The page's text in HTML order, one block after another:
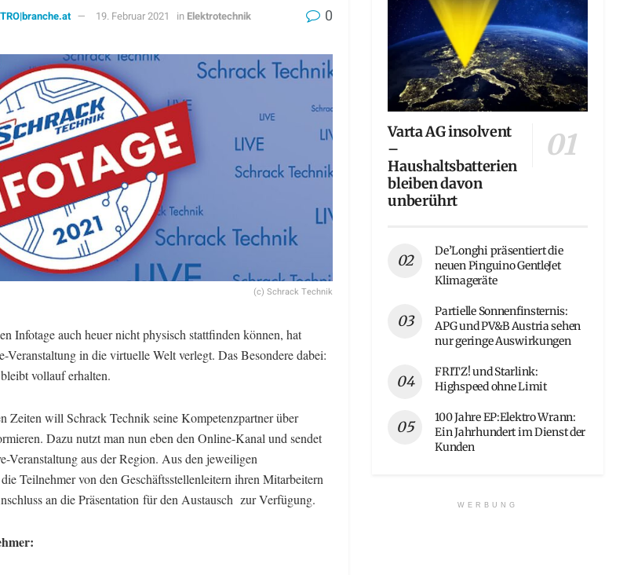
19. Februar 2021 in Elektrotechnik 0
(c) Schrack Technik
Infotage auch heuer nicht physisch stattfinden können, hat
Veranstaltung in die virtuelle Welt verlegt. Das Besondere dabei:
vollauf erhalten.
Zeiten will Schrack Technik seine Kompetenzpartner über
Dazu nutzt man nun eben den Online-Kanal und sendet
Veranstaltung aus der Region. Aus den jeweiligen
Teilnehmer von den Geschäftsstellenleitern ihren Mitarbeitern
an die Präsentation für den Austausch zur Verfügung.
Varta AG insolvent
–
Haushaltsbatterien
bleiben davon
unberührt
De’Longhi präsentiert die
neuen Pinguino GentleJet
Klimageräte
Partielle Sonnenfinsternis:
APG und PV&B Austria sehen
nur geringe Auswirkungen
FRITZ! und Starlink:
Highspeed ohne Limit
100 Jahre EP:Elektro Wrann:
Ein Jahrhundert im Dienst der
Kunden
WERBUNG